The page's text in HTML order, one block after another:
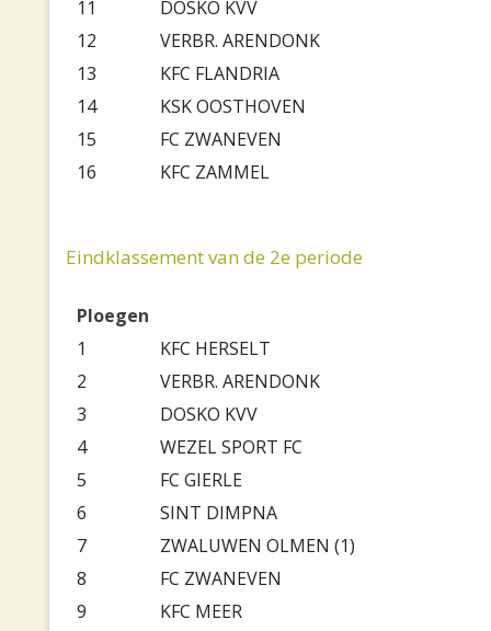
11
DOSKO KVV
12
VERBR. ARENDONK
13
KFC FLANDRIA
14
KSK OOSTHOVEN
15
FC ZWANEVEN
16
KFC ZAMMEL
Eindklassement van de 2e periode
Ploegen
1
KFC HERSELT
2
VERBR. ARENDONK
3
DOSKO KVV
4
WEZEL SPORT FC
5
FC GIERLE
6
SINT DIMPNA
7
ZWALUWEN OLMEN (1)
8
FC ZWANEVEN
9
KFC MEER